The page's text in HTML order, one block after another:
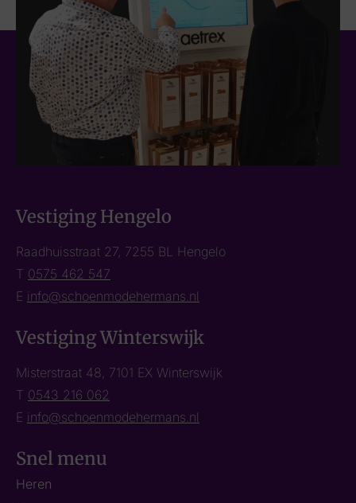
Vestiging Hengelo
Raadhuisstraat 27, 7255 BL Hengelo
T 0575 462 547
E info@schoenmodehermans.nl
Vestiging Winterswijk
Misterstraat 48, 7101 EX Winterswijk
T 0543 216 062
E info@schoenmodehermans.nl
Snel menu
Heren